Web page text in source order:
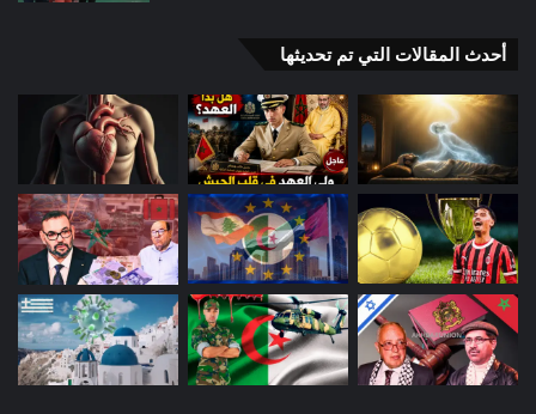
أحدث المقالات التي تم تحديثها